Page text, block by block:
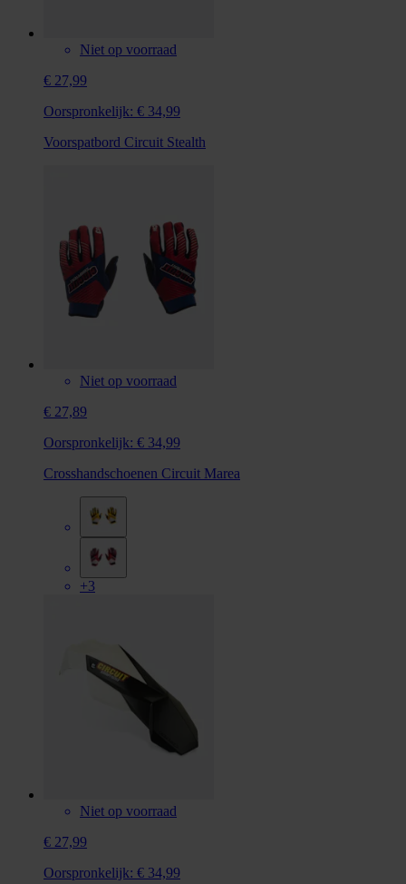
Niet op voorraad
€ 27,99
Oorspronkelijk: € 34,99
Voorspatbord Circuit Stealth
Niet op voorraad
€ 27,89
Oorspronkelijk: € 34,99
Crosshandschoenen Circuit Marea
+3
Niet op voorraad
€ 27,99
Oorspronkelijk: € 34,99